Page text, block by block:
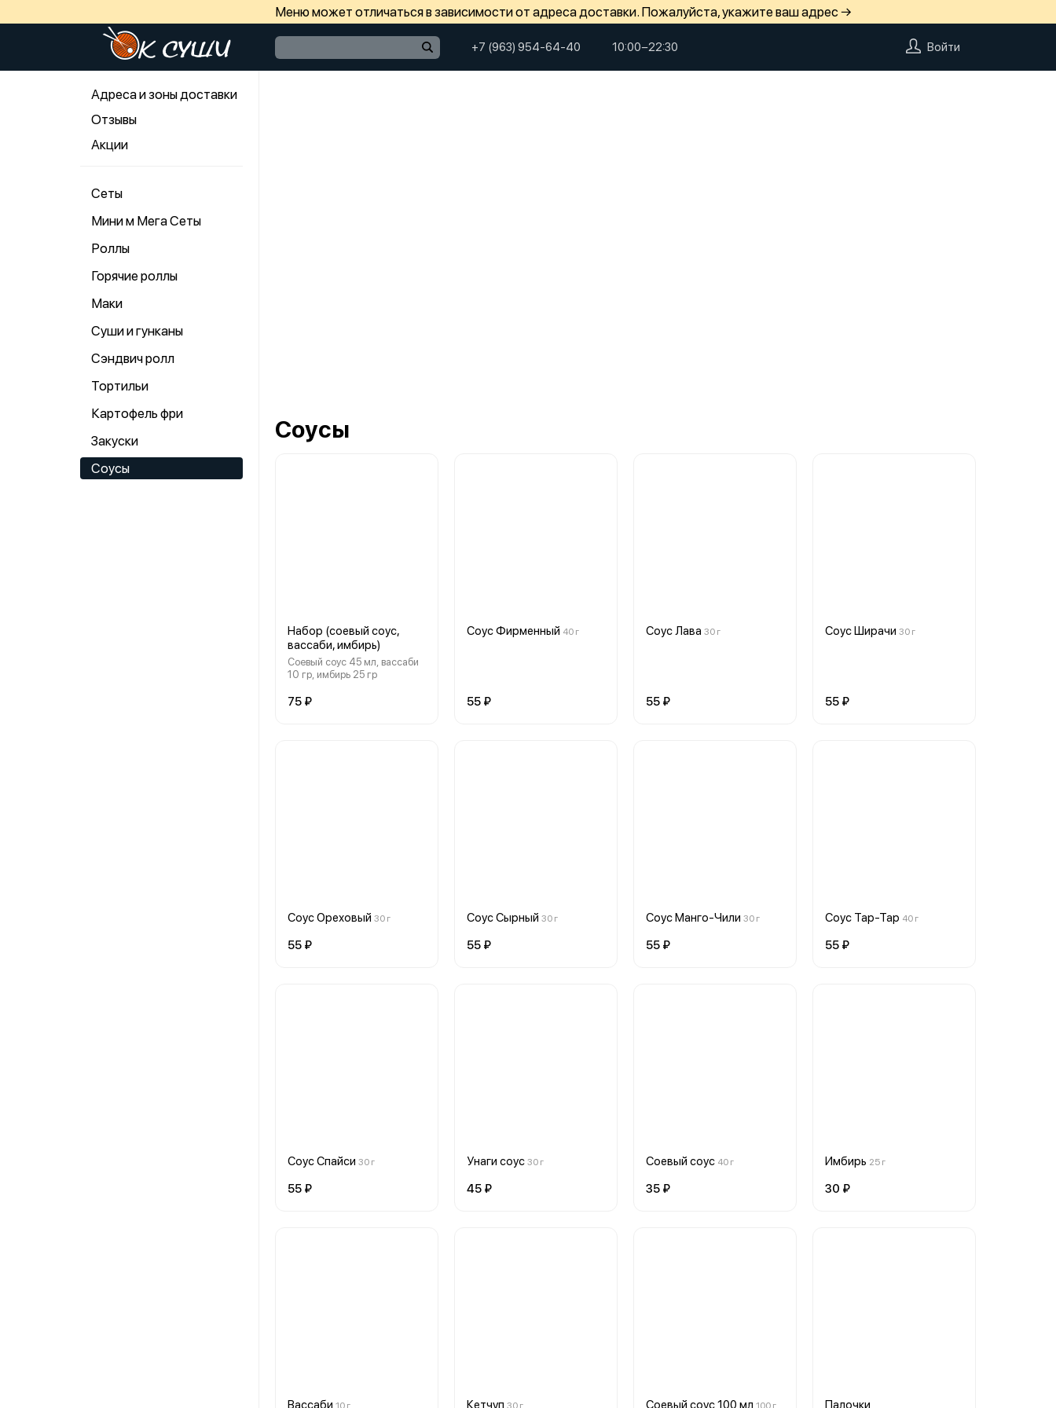
Меню может отличаться в зависимости от адреса доставки. Пожалуйста, укажите ваш адрес →
+7 (963) 954-64-40 10:00−22:30 Войти
Адреса и зоны доставки
Отзывы
Акции
Сеты
Мини м Мега Сеты
Роллы
Горячие роллы
Маки
Суши и гунканы
Сэндвич ролл
Тортильи
Картофель фри
Закуски
Соусы
Соусы
Набор (соевый соус,
вассаби, имбирь)
Соевый соус 45 мл, вассаби
10 гр, имбирь 25 гр
75 ₽
Соус Фирменный 40 г
55 ₽
Соус Лава 30 г
55 ₽
Соус Ширачи 30 г
55 ₽
Соус Ореховый 30 г
55 ₽
Соус Сырный 30 г
55 ₽
Соус Манго-Чили 30 г
55 ₽
Соус Тар-Тар 40 г
55 ₽
Соус Спайси 30 г
55 ₽
Унаги соус 30 г
45 ₽
Соевый соус 40 г
35 ₽
Имбирь 25 г
30 ₽
Вассаби 10 г Кетчуп 30 г Соевый соус 100 мл 100 г Палочки